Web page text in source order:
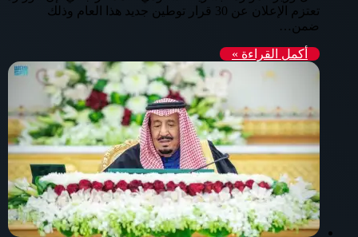
تعتزم الإعلان عن 30 قرار توطين جديد هذا العام وذلك
ضمن…
أكمل القراءة »